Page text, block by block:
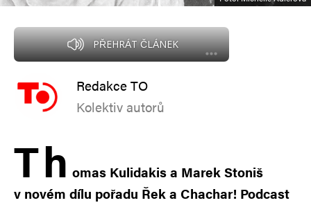
PŘEHRÁT ČLÁNEK
Redakce TO
Kolektiv autorů
Th omas Kulidakis a Marek Stoniš
v novém dílu pořadu Řek a Chachar! Podcast